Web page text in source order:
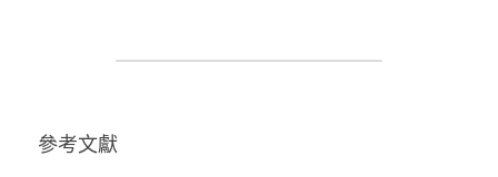
參考文獻